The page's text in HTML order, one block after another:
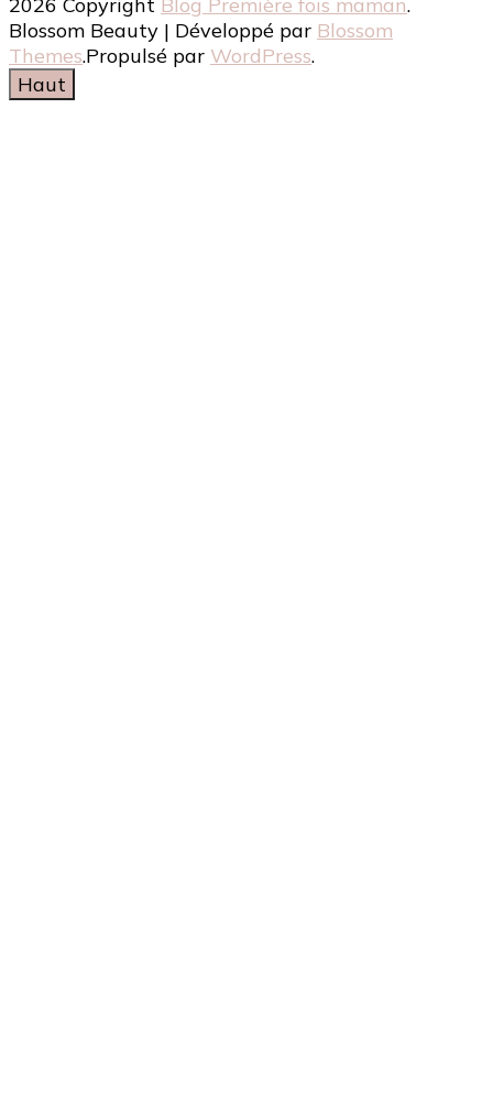
2026 Copyright Blog Première fois maman.
Blossom Beauty | Développé par Blossom
Themes.Propulsé par WordPress.
Haut